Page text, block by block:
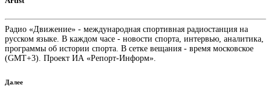
Радио «Движение» - международная спортивная радиостанция на
русском языке. В каждом часе - новости спорта, интервью, аналитика,
программы об истории спорта. В сетке вещания - время московское
(GMT+3). Проект ИА «Репорт-Информ».
Далее